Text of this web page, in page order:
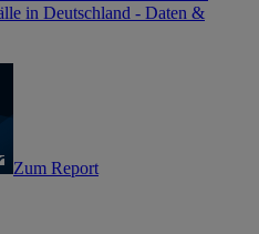
in Deutschland - Daten &
Zum Report